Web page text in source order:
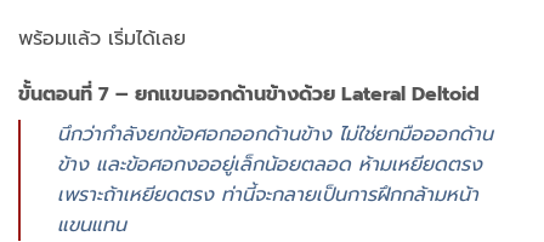
พร้อมแล้ว เริ่มได้เลย
ขั้นตอนที่ 7 – ยกแขนออกด้านข้างด้วย Lateral Deltoid
นึกว่ากำลังยกข้อศอกออกด้านข้าง ไม่ใช่ยกมือออกด้าน
ข้าง และข้อศอกงออยู่เล็กน้อยตลอด ห้ามเหยียดตรง
เพราะถ้าเหยียดตรง ท่านี้จะกลายเป็นการฝึกกล้ามหน้า
แขนแทน